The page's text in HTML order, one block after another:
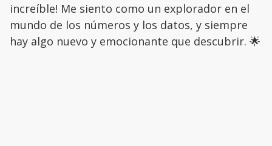
increíble! Me siento como un explorador en el
mundo de los números y los datos, y siempre
hay algo nuevo y emocionante que descubrir. 🌟